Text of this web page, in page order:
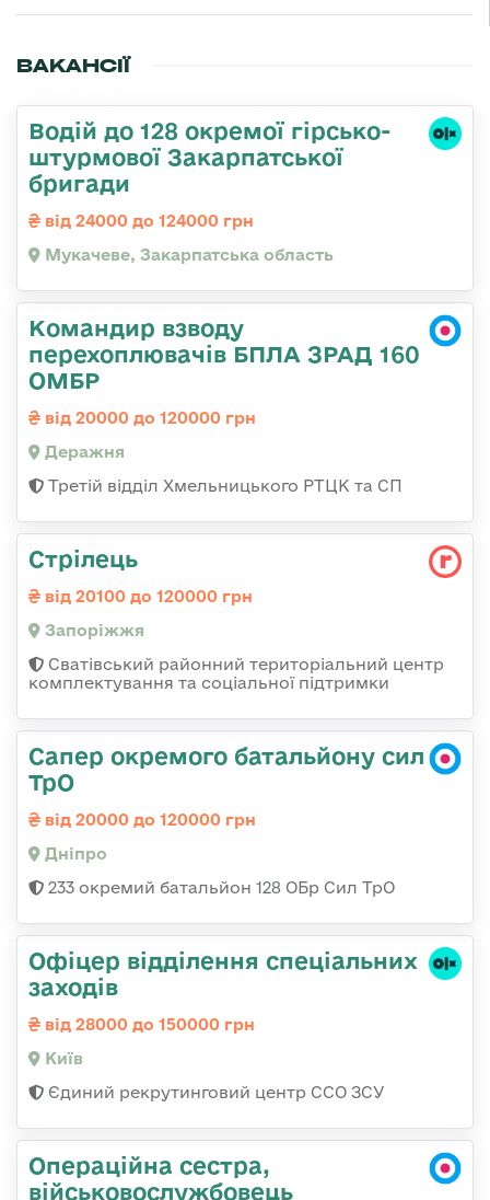
ВАКАНСІЇ
Водій до 128 окремої гірсько-
штурмової Закарпатської
бригади
від 24000 до 124000 грн
Мукачеве, Закарпатська область
Командир взводу
перехоплювачів БПЛА ЗРАД 160
ОМБР
від 20000 до 120000 грн
Деражня
Третій відділ Хмельницького РТЦК та СП
Стрілець
від 20100 до 120000 грн
Запоріжжя
Сватівський районний територіальний центр
комплектування та соціальної підтримки
Сапер окремого батальйону сил
ТрО
від 20000 до 120000 грн
Дніпро
233 окремий батальйон 128 ОБр Сил ТрО
Офіцер відділення спеціальних
заходів
від 28000 до 150000 грн
Київ
Єдиний рекрутинговий центр ССО ЗСУ
Операційна сестра,
військовослужбовець